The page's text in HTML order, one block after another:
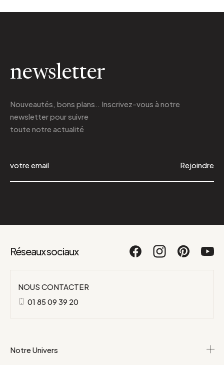
newsletter
Nouveautés, bons plans.. Inscrivez-vous à notre
newsletterpour suivre
toute notre actualité
Rejoindre
Réseaux sociaux
NOUS CONTACTER
01 85 09 39 20
Notre Univers